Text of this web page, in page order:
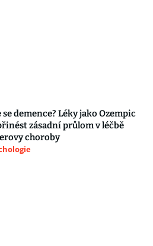
demence? Léky jako Ozempic
zásadní průlom v léčbě
choroby